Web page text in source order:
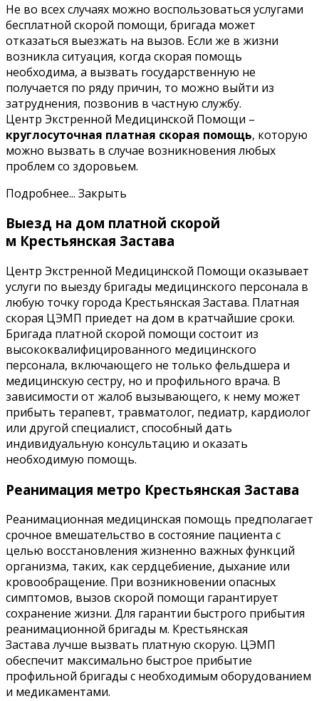
Не во всех случаях можно воспользоваться услугами
бесплатной скорой помощи, бригада может
отказаться выезжать на вызов. Если же в жизни
возникла ситуация, когда скорая помощь
необходима, а вызвать государственную не
получается по ряду причин, то можно выйти из
затруднения, позвонив в частную службу.
Центр Экстренной Медицинской Помощи –
круглосуточная платная скорая помощь, которую
можно вызвать в случае возникновения любых
проблем со здоровьем.
Подробнее... Закрыть
Выезд на дом платной скорой
м Крестьянская Застава
Центр Экстренной Медицинской Помощи оказывает
услуги по выезду бригады медицинского персонала в
любую точку города Крестьянская Застава. Платная
скорая ЦЭМП приедет на дом в кратчайшие сроки.
Бригада платной скорой помощи состоит из
высококвалифицированного медицинского
персонала, включающего не только фельдшера и
медицинскую сестру, но и профильного врача. В
зависимости от жалоб вызывающего, к нему может
прибыть терапевт, травматолог, педиатр, кардиолог
или другой специалист, способный дать
индивидуальную консультацию и оказать
необходимую помощь.
Реанимация метро Крестьянская Застава
Реанимационная медицинская помощь предполагает
срочное вмешательство в состояние пациента с
целью восстановления жизненно важных функций
организма, таких, как сердцебиение, дыхание или
кровообращение. При возникновении опасных
симптомов, вызов скорой помощи гарантирует
сохранение жизни. Для гарантии быстрого прибытия
реанимационной бригады м. Крестьянская
Застава лучше вызвать платную скорую. ЦЭМП
обеспечит максимально быстрое прибытие
профильной бригады с необходимым оборудованием
и медикаментами.